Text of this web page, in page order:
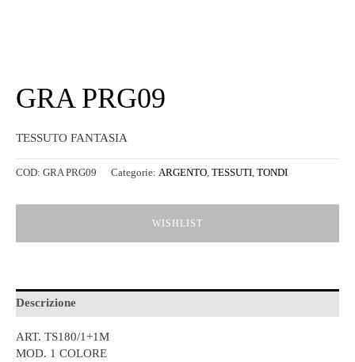
GRA PRG09
TESSUTO FANTASIA
COD: GRA PRG09 Categorie: ARGENTO, TESSUTI, TONDI
WISHLIST
Descrizione
ART. TS180/1+1M
MOD. 1 COLORE